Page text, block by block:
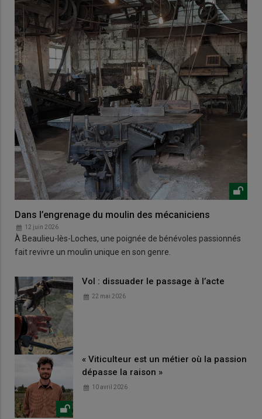
Dans l’engrenage du moulin des mécaniciens
12 juin 2026
À Beaulieu-lès-Loches, une poignée de bénévoles passionnés
fait revivre un moulin unique en son genre.
Vol : dissuader le passage à l’acte
22 mai 2026
« Viticulteur est un métier où la passion
dépasse la raison »
10 avril 2026